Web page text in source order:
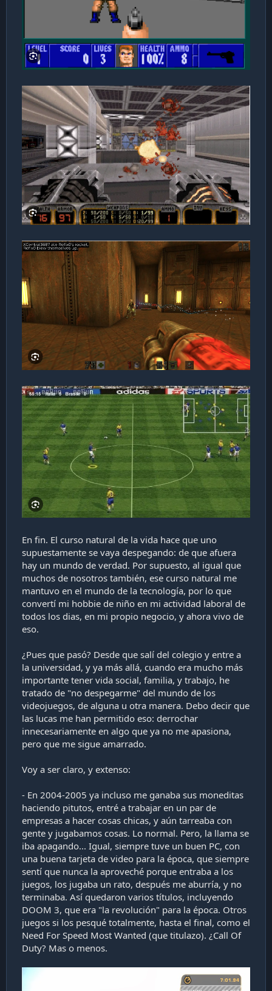
En fin. El curso natural de la vida hace que uno
supuestamente se vaya despegando: de que afuera
hay un mundo de verdad. Por supuesto, al igual que
muchos de nosotros también, ese curso natural me
mantuvo en el mundo de la tecnología, por lo que
convertí mi hobbie de niño en mi actividad laboral de
todos los dias, en mi propio negocio, y ahora vivo de
eso.
¿Pues que pasó? Desde que salí del colegio y entre a
la universidad, y ya más allá, cuando era mucho más
importante tener vida social, familia, y trabajo, he
tratado de "no despegarme" del mundo de los
videojuegos, de alguna u otra manera. Debo decir que
las lucas me han permitido eso: derrochar
innecesariamente en algo que ya no me apasiona,
pero que me sigue amarrado.
Voy a ser claro, y extenso:
- En 2004-2005 ya incluso me ganaba sus moneditas
haciendo pitutos, entré a trabajar en un par de
empresas a hacer cosas chicas, y aún tarreaba con
gente y jugabamos cosas. Lo normal. Pero, la llama se
iba apagando... Igual, siempre tuve un buen PC, con
una buena tarjeta de video para la época, que siempre
sentí que nunca la aproveché porque entraba a los
juegos, los jugaba un rato, después me aburría, y no
terminaba. Así quedaron varios títulos, incluyendo
DOOM 3, que era "la revolución" para la época. Otros
juegos si los pesqué totalmente, hasta el final, como el
Need For Speed Most Wanted (que titulazo). ¿Call Of
Duty? Mas o menos.